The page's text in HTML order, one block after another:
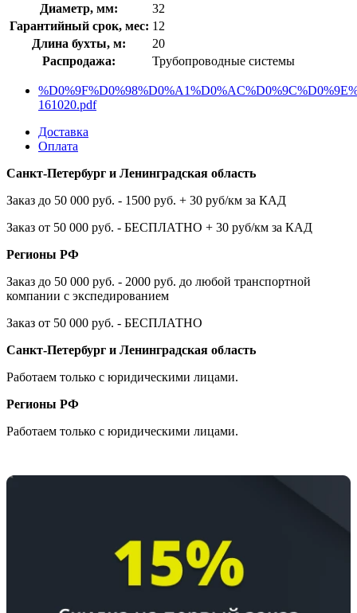
Диаметр, мм:
32
Гарантийный срок, мес: 12
Длина бухты, м:
20
Распродажа:
Трубопроводные системы
161020.pdf
Доставка
Оплата
Санкт-Петербург и Ленинградская область
Заказ до 50 000 руб. - 1500 руб. + 30 руб/км за КАД
Заказ от 50 000 руб. - БЕСПЛАТНО + 30 руб/км за КАД
Регионы РФ
Заказ до 50 000 руб. - 2000 руб. до любой транспортной
компании с экспедированием
Заказ от 50 000 руб. - БЕСПЛАТНО
Санкт-Петербург и Ленинградская область
Работаем только с юридическими лицами.
Регионы РФ
Работаем только с юридическими лицами.